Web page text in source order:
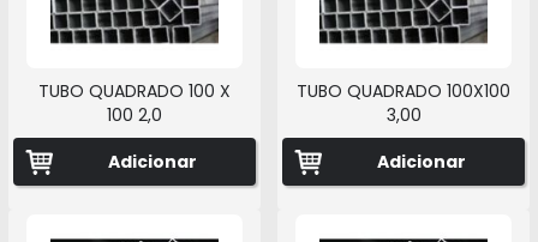
TUBO QUADRADO 100 X
100 2,0
Adicionar
TUBO QUADRADO 100X100
3,00
Adicionar